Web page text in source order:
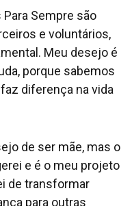
Sempre são
e voluntários,
Meu desejo é
porque sabemos
diferença na vida
de ser mãe, mas o
e é o meu projeto
de transformar
para outras